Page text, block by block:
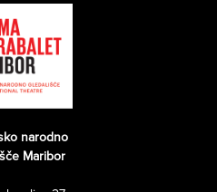
narodno
Maribor